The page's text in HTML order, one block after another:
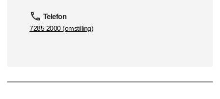
Telefon
7285 2000 (omstilling)